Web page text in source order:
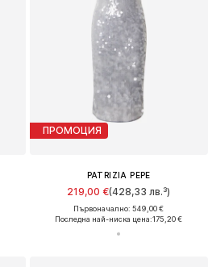
ПРОМОЦИЯ
PATRIZIA PEPE
219,00 €(428,33 лв.³)
Първоначално: 549,00 €
Последна най-ниска цена:175,20 €